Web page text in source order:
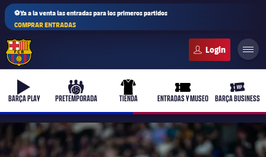
⚽Ya a la venta las entradas para los primeros partidos
COMPRAR ENTRADAS
b-play
BARÇA PLAY
culers-ball
PRETEMPORADA
uniform
TIENDA
ticket-full
ENTRADAS Y MUSEO
ticket-
BARÇA BUSINESS